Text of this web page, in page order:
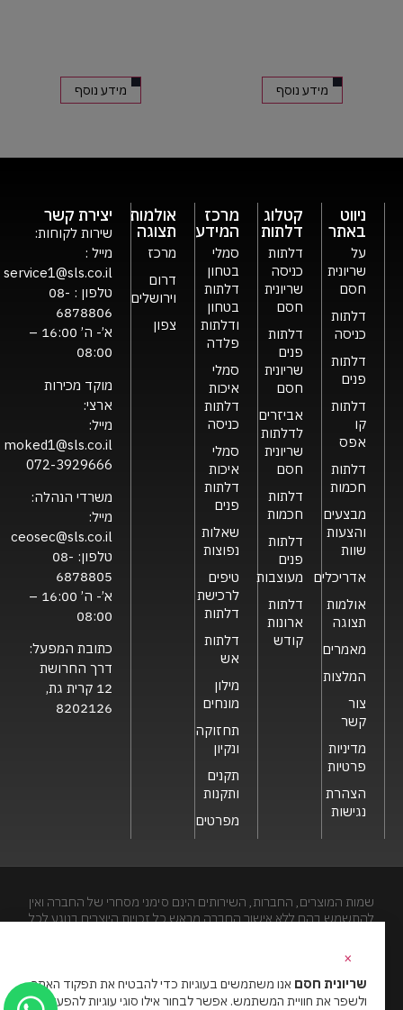
מידע נוסף מידע נוסף
ניווט
באתר
על
שריונית
חסם
דלתות
כניסה
דלתות
פנים
דלתות
קו
אפס
דלתות
חכמות
מבצעים
והצעות
שוות
אדריכלים
אולמות
תצוגה
מאמרים
המלצות
צור
קשר
מדיניות
פרטיות
הצהרת
נגישות
קטלוג
דלתות
דלתות
כניסה
שריונית
חסם
דלתות
פנים
שריונית
חסם
אביזרים
לדלתות
שריונית
חסם
דלתות
חכמות
דלתות
פנים
מעוצבות
דלתות
ארונות
קודש
מרכז
המידע
סמלי
בטחון
דלתות
בטחון
ודלתות
פלדה
סמלי
איכות
דלתות
כניסה
סמלי
איכות
דלתות
פנים
שאלות
נפוצות
טיפים
לרכישת
דלתות
דלתות
אש
מילון
מונחים
תחזוקה
ונקיון
תקנים
ותקנות
מפרטים
אולמות
תצוגה
מרכז
דרום
וירושלים
צפון
יצירת קשר
שירות לקוחות:
מייל :
service1@sls.co.il
טלפון : 08-
6878806
א’- ה’ 16:00 –
08:00
מוקד מכירות
ארצי:
מייל:
moked1@sls.co.il
072-3929666
משרדי הנהלה:
מייל:
ceosec@sls.co.il
טלפון: 08-
6878805
א’- ה’ 16:00 –
08:00
כתובת המפעל:
דרך החרושת
12 קרית גת,
8202126
שמות המוצרים, החברות, השירותים הינם סימני מסחרי של החברה ואין
להתשמש בהם ללא אישור החברה מראש.כל זכויות היוצרים בנוגע לכל
×
שריונית חסם אנו משתמשים בעוגיות כדי להבטיח את תפקוד האתר
ולשפר את חוויית המשתמש. אפשר לבחור אילו סוגי עוגיות להפעיל.